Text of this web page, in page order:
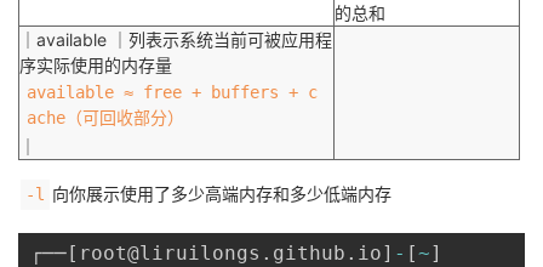
的总和
｜available ｜列表示系统当前可被应用程
序实际使用的内存量
available ≈ free + buffers + c
ache（可回收部分）
-l 向你展示使用了多少高端内存和多少低端内存
┌──[ root@liruilongs . github . io] - [~]